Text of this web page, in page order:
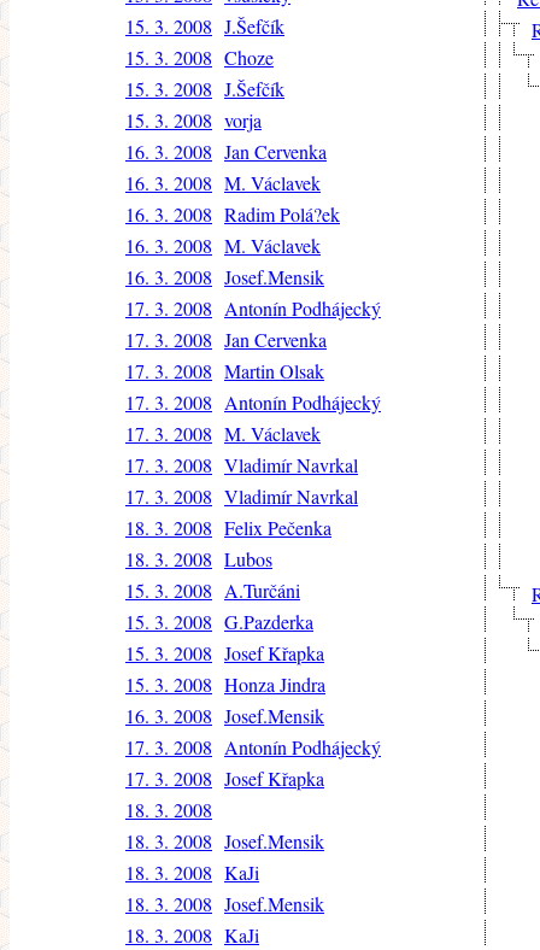
15. 3. 2008 J.Šefčík
15. 3. 2008 Choze
15. 3. 2008 J.Šefčík
15. 3. 2008 vorja
16. 3. 2008 Jan Cervenka
16. 3. 2008 M. Václavek
16. 3. 2008 Radim Polá?ek
16. 3. 2008 M. Václavek
16. 3. 2008 Josef.Mensik
17. 3. 2008 Antonín Podhájecký
17. 3. 2008 Jan Cervenka
17. 3. 2008 Martin Olsak
17. 3. 2008 Antonín Podhájecký
17. 3. 2008 M. Václavek
17. 3. 2008 Vladimír Navrkal
17. 3. 2008 Vladimír Navrkal
18. 3. 2008 Felix Pečenka
18. 3. 2008 Lubos
15. 3. 2008 A.Turčáni
15. 3. 2008 G.Pazderka
15. 3. 2008 Josef Křapka
15. 3. 2008 Honza Jindra
16. 3. 2008 Josef.Mensik
17. 3. 2008 Antonín Podhájecký
17. 3. 2008 Josef Křapka
18. 3. 2008
18. 3. 2008 Josef.Mensik
18. 3. 2008 KaJi
18. 3. 2008 Josef.Mensik
18. 3. 2008 KaJi